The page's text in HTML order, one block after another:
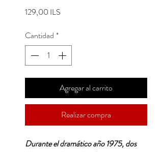
129,00 ILS
Cantidad *
Agregar al carrito
Realizar compra
Durante el dramático año 1975, dos